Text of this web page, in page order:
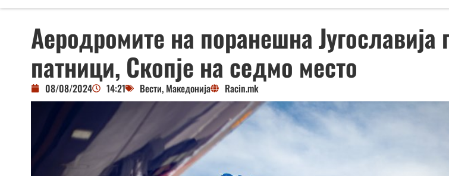
Аеродромите на поранешна
патници, Скопје на седмо место
08/08/2024 14:21 Вести, Македонија Racin.mk